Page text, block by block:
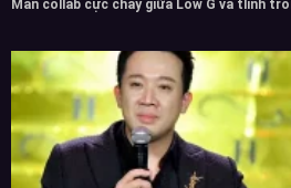
Màn collab cực cháy giữa Low G và tlinh